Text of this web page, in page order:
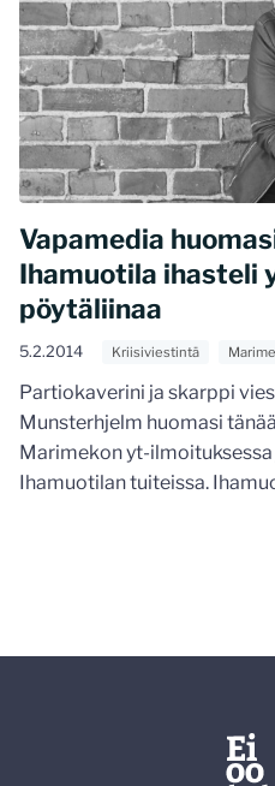
Vapamedia
Ihamuotila ihasteli
pöytäliinaa
5.2.2014 Kriisiviestintä
Partiokaverini ja skarppi
Munsterhjelm huomasi
Marimekon yt-
Ihamuotilan tuiteissa.